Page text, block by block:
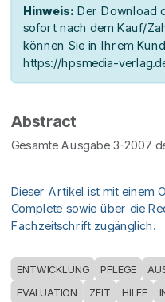
Hinweis: Der Download
sofort nach dem Kauf/
können Sie in Ihrem
https://hpsmedia-
Abstract
Gesamte Ausgabe 3-2007
Dieser Artikel ist mit einem
Complete sowie über die
Fachzeitschrift zugänglich.
ENTWICKLUNG PFLEGE
EVALUATION ZEIT HILFE